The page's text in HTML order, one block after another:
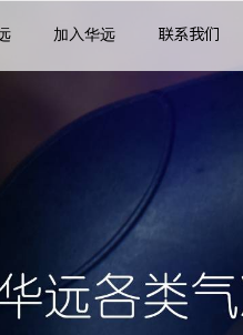
加入华远 联系我们